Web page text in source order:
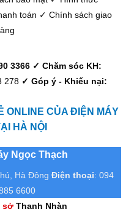
toán ✓ Chính sách giao
3366 ✓ Chăm sóc KH:
278 ✓ Góp ý - Khiếu nại:
ONLINE CỦA ĐIỆN MÁY
HÀ NỘI
Ngọc Thạch
Hà Đông Điện thoại: 094
6600
sởThanh Nhàn